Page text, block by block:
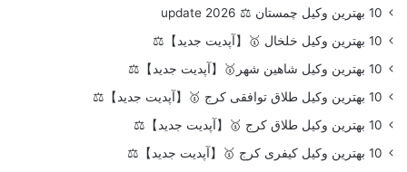
10 بهترین وکیل چمستان ⚖️ update 2026
10 بهترین وکیل خلخال 🥇【آپدیت جدید】⚖️
10 بهترین وکیل شاهین شهر🥇【آپدیت جدید】⚖️
10 بهترین وکیل طلاق توافقی کرج 🥇【آپدیت جدید】⚖️
10 بهترین وکیل طلاق کرج 🥇【آپدیت جدید】⚖️
10 بهترین وکیل کیفری کرج 🥇【آپدیت جدید】⚖️